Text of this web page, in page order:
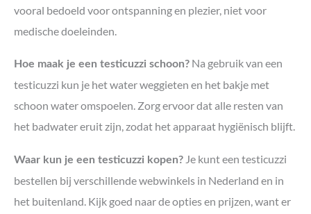
vooral bedoeld voor ontspanning en plezier, niet voor
medische doeleinden.
Hoe maak je een testicuzzi schoon? Na gebruik van een
testicuzzi kun je het water weggieten en het bakje met
schoon water omspoelen. Zorg ervoor dat alle resten van
het badwater eruit zijn, zodat het apparaat hygiënisch blijft.
Waar kun je een testicuzzi kopen? Je kunt een testicuzzi
bestellen bij verschillende webwinkels in Nederland en in
het buitenland. Kijk goed naar de opties en prijzen, want er